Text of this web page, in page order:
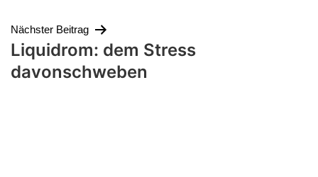
Nächster Beitrag
Liquidrom: dem Stress
davonschweben